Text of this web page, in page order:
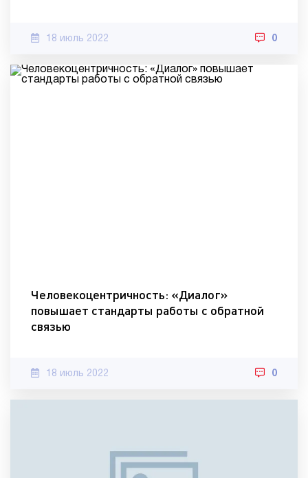
18 июль 2022 0
Человекоцентричность: «Диалог»
повышает стандарты работы с обратной
связью
18 июль 2022 0